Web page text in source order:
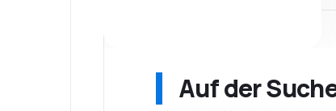
Auf der